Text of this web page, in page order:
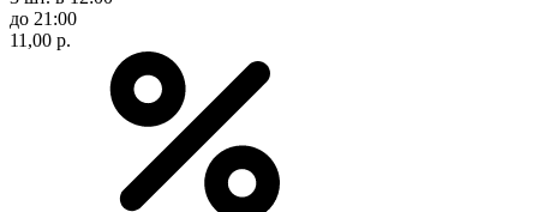
до 21:00
11,00 р.